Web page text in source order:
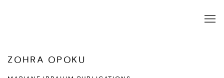
ZOHRA OPOKU